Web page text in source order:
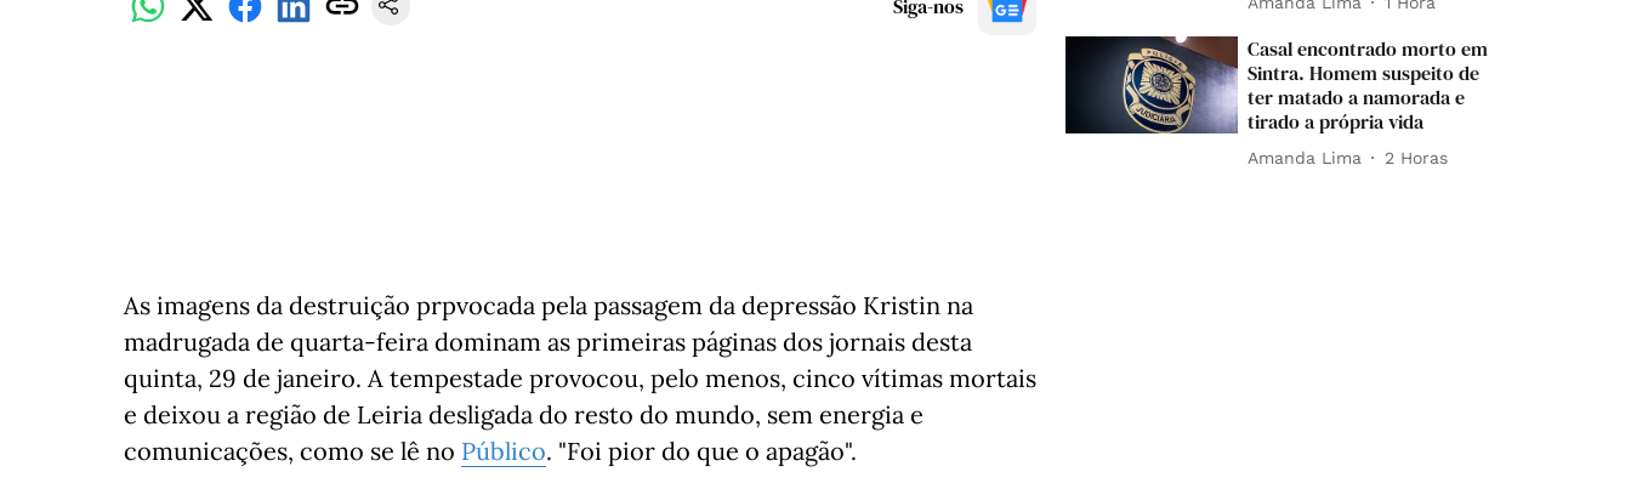
Siga-nos
As imagens da destruição prpvocada pela passagem da depressão Kristin na
madrugada de quarta-feira dominam as primeiras páginas dos jornais desta
quinta, 29 de janeiro. A tempestade provocou, pelo menos, cinco vítimas mortais
e deixou a região de Leiria desligada do resto do mundo, sem energia e
comunicações, como se lê no Público. "Foi pior do que o apagão".
Casal encontrado morto em
Sintra. Homem suspeito de
ter matado a namorada e
tirado a própria vida
Amanda Lima 2 Horas